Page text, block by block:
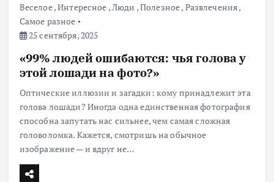
Веселое,Интересное ,Люди ,Полезное, Развлечения,
Самое разное
25 сентября, 2025
«99% людей ошибаются: чья голова у
этой лошади на фото?»
Оптические иллюзии и загадки: кому принадлежит эта
голова лошади? Иногда одна единственная фотография
способна запутать нас сильнее, чем самая сложная
головоломка. Кажется, смотришь на обычное
изображение — и вдруг не…